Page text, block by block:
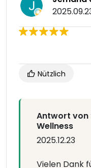
Nützlich
Antwort von
Wellness
2025.12.23
Vielen Dank